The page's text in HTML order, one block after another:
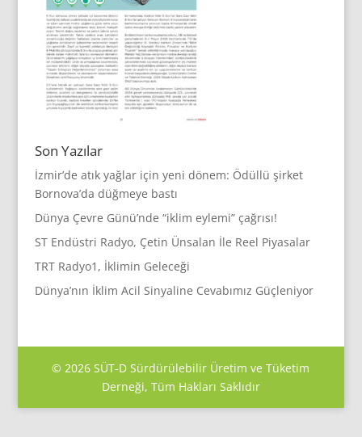
Son Yazılar
İzmir’de atık yağlar için yeni dönem: Ödüllü şirket
Bornova’da düğmeye bastı
Dünya Çevre Günü’nde “iklim eylemi” çağrısı!
ST Endüstri Radyo, Çetin Ünsalan İle Reel Piyasalar
TRT Radyo1, İklimin Geleceği
Dünya’nın İklim Acil Sinyaline Cevabımız Güçleniyor
©2026 SÜT-D Sürdürülebilir Üretim ve Tüketim
Derneği, Tüm Hakları Saklıdır